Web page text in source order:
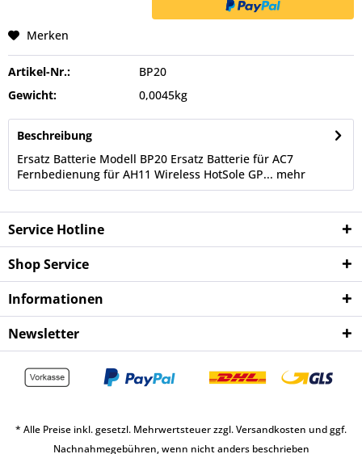
Merken
Artikel-Nr.:
BP20
Gewicht:
0,0045kg
Beschreibung
Ersatz Batterie Modell BP20 Ersatz Batterie für AC7
Fernbedienung für AH11 Wireless HotSole GP... mehr
Service Hotline
Shop Service
Informationen
Newsletter
* Alle Preise inkl. gesetzl. Mehrwertsteuer zzgl.Versandkosten und ggf.
Nachnahmegebühren, wenn nicht anders beschrieben